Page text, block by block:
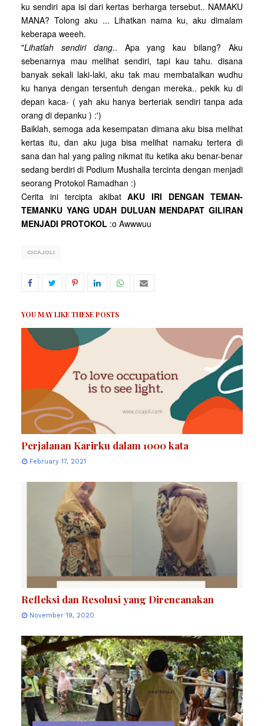
ku sendiri apa isi dari kertas berharga tersebut.. NAMAKU
MANA? Tolong aku ... Lihatkan nama ku, aku dimalam
keberapa weeeh.
"Lihatlah sendiri dang.. Apa yang kau bilang? Aku
sebenarnya mau melihat sendiri, tapi kau tahu. disana
banyak sekali laki-laki, aku tak mau membatalkan wudhu
ku hanya dengan tersentuh dengan mereka.. pekik ku di
depan kaca- ( yah aku hanya berteriak sendiri tanpa ada
orang di depanku ) :')
Baiklah, semoga ada kesempatan dimana aku bisa melihat
kertas itu, dan aku juga bisa melihat namaku tertera di
sana dan hal yang paling nikmat itu ketika aku benar-benar
sedang berdiri di Podium Mushalla tercinta dengan menjadi
seorang Protokol Ramadhan :)
Cerita ini tercipta akibatAKU IRI DENGAN TEMAN-
TEMANKU YANG UDAH DULUAN MENDAPAT GILIRAN
MENJADI PROTOKOL :o Awwwuu
CICAJOLI
YOU MAY LIKE THESE POSTS
Perjalanan Karirku dalam 1000 kata
February 17, 2021
Refleksi dan Resolusi yang Direncanakan
November 19, 2020